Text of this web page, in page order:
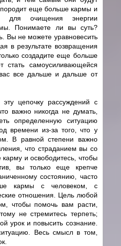
породит еще больше кармы и
для очищения энергии
Понимаете ли вы суть?
Вы не можете уравновесить
в результате возвращения
создадите еще больше
стать самоусиливающейся
все дальше и дальше от
цепочку рассуждений с
важно никогда не думать,
определенную ситуацию
времени из-за того, что у
В равной степени важно
что страданием вы со
и освободитесь, чтобы
вы только еще крепче
состоянию, часто
кармы с человеком, с
отношения. Цель любой
чтобы помочь вам расти,
не стремитесь терпеть;
урок и повысить сознание.
Весь смысл в том,